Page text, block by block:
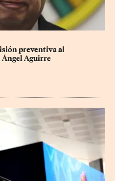
preventiva al
Ángel Aguirre